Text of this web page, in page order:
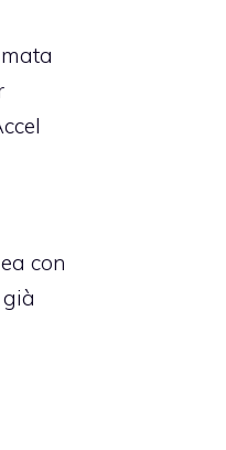
con